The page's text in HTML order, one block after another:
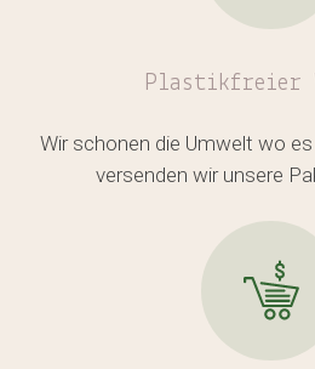
Plastikfreier
Wir schonen die Umwelt wo
versenden wir unsere